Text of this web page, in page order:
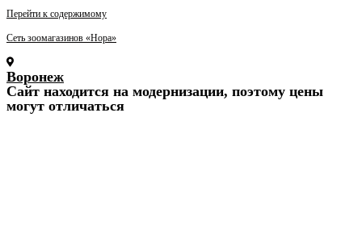
Перейти к содержимому
Сеть зоомагазинов «Нора»
Воронеж
Cайт находится на модернизации, поэтому цены
могут отличаться